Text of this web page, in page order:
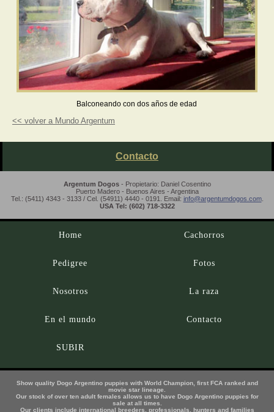
Balconeando con dos años de edad
<< volver a Mundo Argentum
Contacto
Argentum Dogos- Propietario: Daniel Cosentino
Puerto Madero - Buenos Aires - Argentina
Tel.: (5411) 4343 - 3133 / Cel. (54911) 4440 - 0191. Email: info@argentumdogos.com.
USA Tel: (602) 718-3322
Home Cachorros
Pedigree Fotos
Nosotros La raza
En el mundo Contacto
SUBIR
Show quality Dogo Argentino puppies with World Champion, first FCA ranked and
movie star lineage.
Our stock of over ten adult females allows us to have Dogo Argentino puppies for
sale at all times.
Our clients include international breeders, professionals, hunters and families